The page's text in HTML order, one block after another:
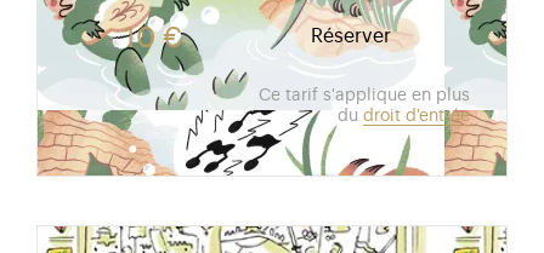
Gratuit pour les enfants de moins de 10 ans. Tarif
10 € Réserver
Ce tarif s'applique en plus
du droit d'entrée